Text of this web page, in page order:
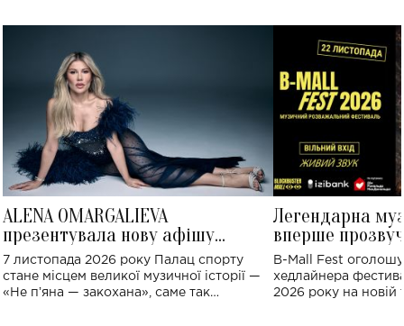
ALENA OMARGALIEVA
презентувала нову афішу
великого концерту в Палаці
спорту
7 листопада 2026 року Палац спорту
стане місцем великої музичної історії —
«Не пʼяна — закохана», саме так
Легендарна
вперше
Україні: де
B-Mall Fest
хедлайнера
2026 року на новій